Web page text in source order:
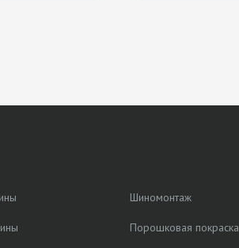
Шиномонтаж
Порошковая покраска